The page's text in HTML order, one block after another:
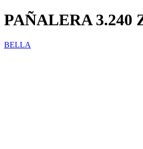
PAÑALERA 3.240
BELLA